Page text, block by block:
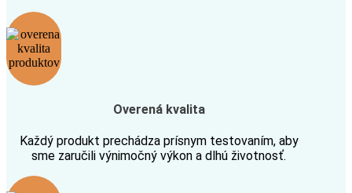
Overená kvalita
Každý produkt prechádza prísnym testovaním, aby
sme zaručili výnimočný výkon a dlhú životnosť.